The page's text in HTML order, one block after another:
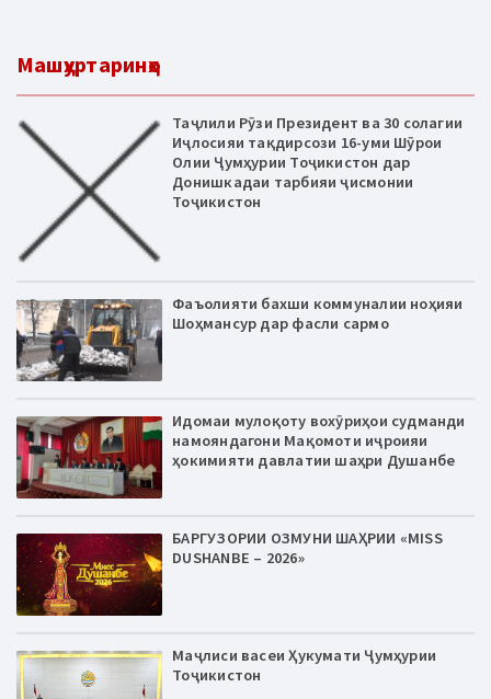
Машҳуртаринҳо
Таҷлили Рӯзи Президент ва 30 солагии
Иҷлосияи тақдирсози 16-уми Шӯрои
Олии Ҷумҳурии Тоҷикистон дар
Донишкадаи тарбияи ҷисмонии
Тоҷикистон
Фаъолияти бахши коммуналии ноҳияи
Шоҳмансур дар фасли сармо
Идомаи мулоқоту вохӯриҳои судманди
намояндагони Мақомоти иҷроияи
ҳокимияти давлатии шаҳри Душанбе
БАРГУЗОРИИ ОЗМУНИ ШАҲРИИ «MISS
DUSHANBE – 2026»
Маҷлиси васеи Ҳукумати Ҷумҳурии
Тоҷикистон